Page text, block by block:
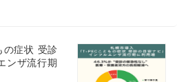
の症状 受診
ンザ流行期